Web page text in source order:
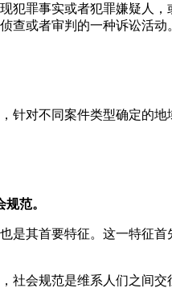
罪事实或者犯罪嫌疑人，
查或者审判的一种诉讼活动
对不同案件类型确定的地
范。
其首要特征。这一特征首
会规范是维系人们之间交